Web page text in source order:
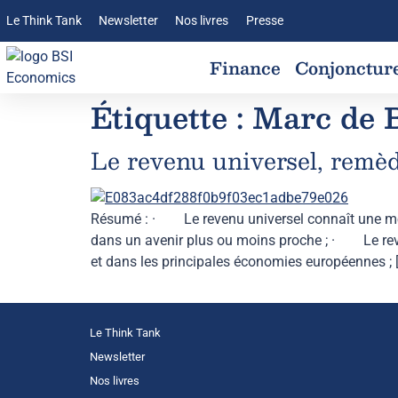
Le Think Tank Newsletter Nos livres Presse
Finance
Étiquette : Marc de
Le revenu universel,
Résumé : · Le revenu universel connaît une
dans un avenir plus ou moins proche ; · Le
et dans les principales économies européennes ;
Le Think Tank
Newsletter
Nos livres